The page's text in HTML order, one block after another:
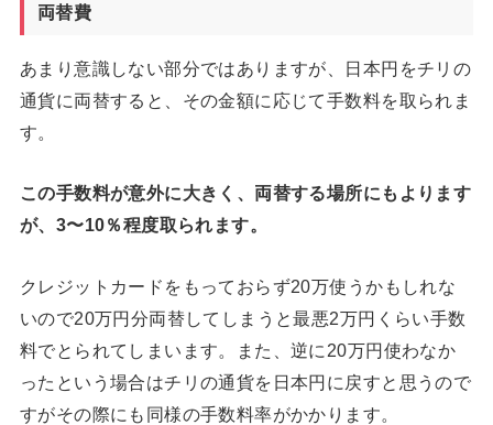
両替費
あまり意識しない部分ではありますが、日本円をチリの
通貨に両替すると、その金額に応じて手数料を取られま
す。
この手数料が意外に大きく、両替する場所にもよります
が、3〜10％程度取られます。
クレジットカードをもっておらず20万使うかもしれな
いので20万円分両替してしまうと最悪2万円くらい手数
料でとられてしまいます。また、逆に20万円使わなか
ったという場合はチリの通貨を日本円に戻すと思うので
すがその際にも同様の手数料率がかかります。